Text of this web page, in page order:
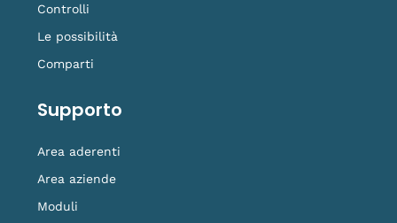
Controlli
Le possibilità
Comparti
Supporto
Area aderenti
Area aziende
Moduli